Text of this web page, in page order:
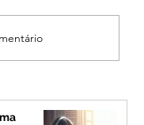
barrar
1,8 milhão
da Festa da
pouco mais